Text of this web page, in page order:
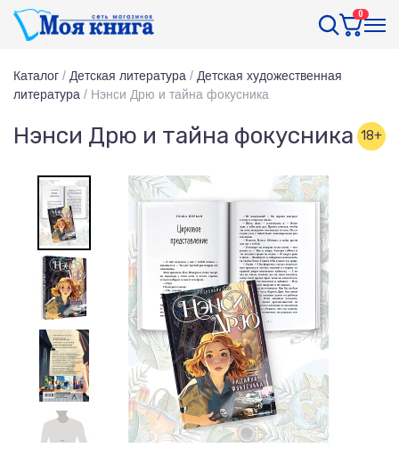
0
Каталог / Детская литература / Детская художественная
литература / Нэнси Дрю и тайна фокусника
Нэнси Дрю и тайна фокусника 18+